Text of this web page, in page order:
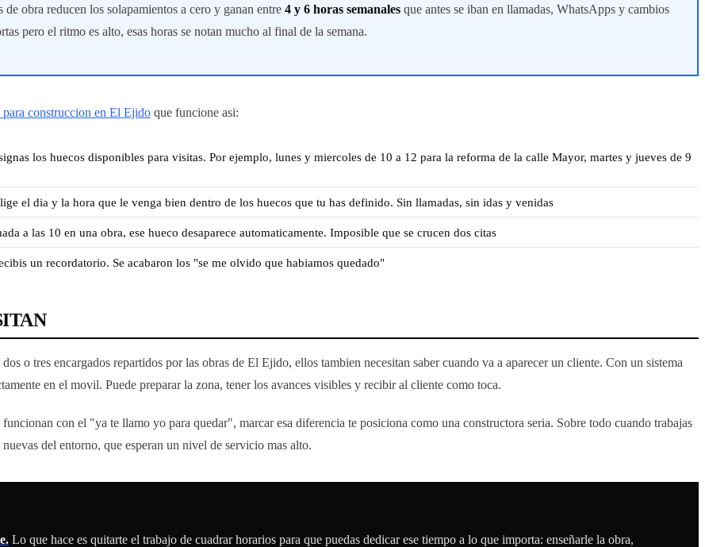
obra reducen los solapamientos a cero y ganan entre 4 y 6 horas semanales que antes se iban en llamadas, WhatsApps y cambios
pero el ritmo es alto, esas horas se notan mucho al final de la semana.
para construccion en El Ejido que funcione asi:
los huecos disponibles para visitas. Por ejemplo, lunes y miercoles de 10 a 12 para la reforma de la calle Mayor, martes y jueves de 9
el dia y la hora que le venga bien dentro de los huecos que tu has definido. Sin llamadas, sin idas y venidas
a las 10 en una obra, ese hueco desaparece automaticamente. Imposible que se crucen dos citas
un recordatorio. Se acabaron los "se me olvido que habiamos quedado"
o tres encargados repartidos por las obras de El Ejido, ellos tambien necesitan saber cuando va a aparecer un cliente. Con un sistema
en el movil. Puede preparar la zona, tener los avances visibles y recibir al cliente como toca.
con el "ya te llamo yo para quedar", marcar esa diferencia te posiciona como una constructora seria. Sobre todo cuando trabajas
del entorno, que esperan un nivel de servicio mas alto.
Lo que hace es quitarte el trabajo de cuadrar horarios para que puedas dedicar ese tiempo a lo que importa: enseñarle la obra,